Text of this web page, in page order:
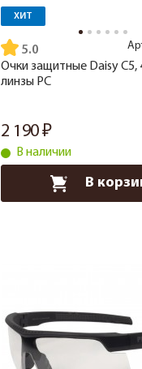
ХИТ
5.0
Очки защитные Daisy C5,
линзы PC
2 190
В наличии
В